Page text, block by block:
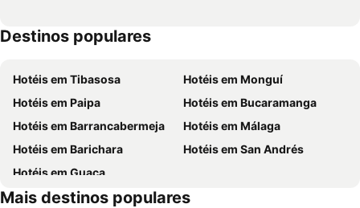
Destinos populares
Hotéis em Tibasosa
Hotéis em Monguí
Hotéis em Paipa
Hotéis em Bucaramanga
Hotéis em Barrancabermeja
Hotéis em Málaga
Hotéis em Barichara
Hotéis em San Andrés
Hotéis em Guaca
Mais destinos populares